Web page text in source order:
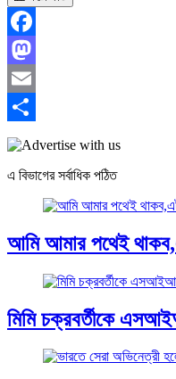
Facebook
Mastodon
Email
Share
এ বিভাগের সর্বাধিক পঠিত
আমি আমার পথেই
মিমি চক্রবর্তীকে